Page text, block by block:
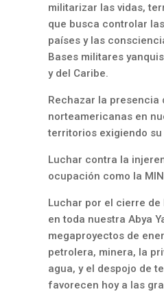
militarizar las vidas,
que busca controlar
países y las
Bases militares
y del Caribe.
Rechazar la presencia
norteamericanas en
territorios exigiendo
Luchar contra la
ocupación como la
Luchar por el cierre
en toda nuestra Abya
megaproyectos de
petrolera, minera, la
agua, y el despojo de
favorecen hoy a las